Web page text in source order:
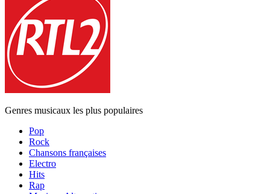
Genres musicaux les plus populaires
Pop
Rock
Chansons françaises
Electro
Hits
Rap